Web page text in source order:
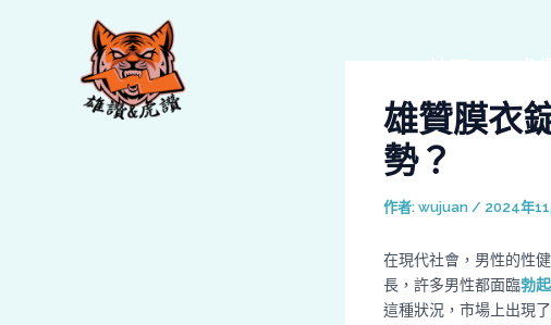
雄贊膜衣
勢？
作者: wujuan / 2024年11
在現代社會，男性的性
長，許多男性都面臨勃
這種狀況，市場上出現